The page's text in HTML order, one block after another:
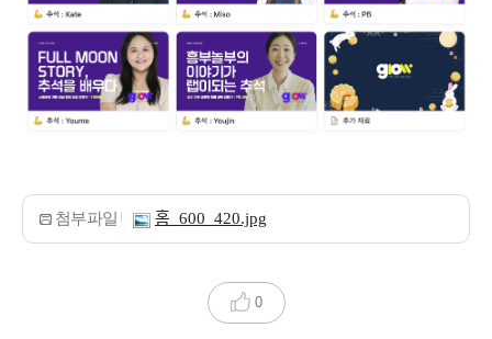
첨부파일 홈_600_420.jpg
0